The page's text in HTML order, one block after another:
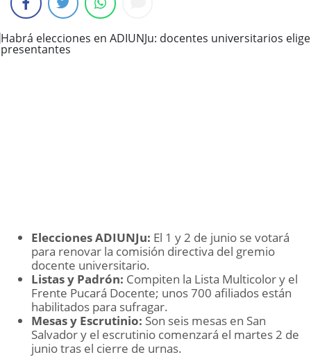
Elecciones ADIUNJu: El 1 y 2 de junio se votará
para renovar la comisión directiva del gremio
docente universitario.
Listas y Padrón: Compiten la Lista Multicolor y el
Frente Pucará Docente; unos 700 afiliados están
habilitados para sufragar.
Mesas y Escrutinio: Son seis mesas en San
Salvador y el escrutinio comenzará el martes 2 de
junio tras el cierre de urnas.